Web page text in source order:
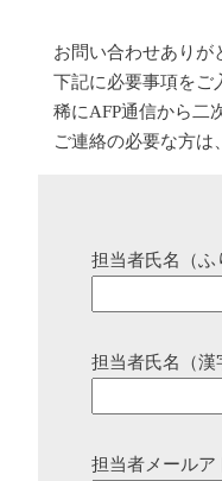
お問い合わせありが
下記に必要事項をご
稀にAFP通信から二
ご連絡の必要な方
担当者氏名（ふ
担当者氏名（漢
担当者メールア